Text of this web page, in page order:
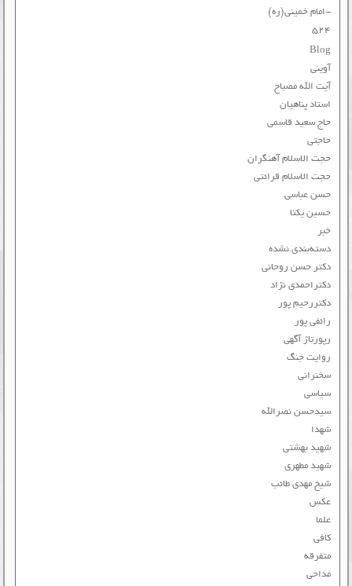
-امام خمینی(ره)
۵۲۴
Blog
آوینی
آیت الله مصباح
استاد پناهیان
حاج سعید قاسمی
حاجتی
حجت الاسلام آهنگران
حجت الاسلام قرائتی
حسن عباسی
حسین یکتا
خبر
دسته‌بندی نشده
دکتر حسن روحانی
دکتراحمدی نژاد
دکتررحیم پور
رائفی پور
رپورتاژ آگهی
روایت جنگ
سخنرانی
سیاسی
سیدحسن نصرالله
شهدا
شهید بهشتی
شهید مطهری
شیخ مهدی طائب
عکس
علما
کافی
متفرقه
مداحی